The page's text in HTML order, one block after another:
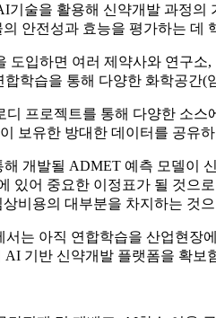
술을 활용해 신약개발 과정
안전성과 효능을 평가하는 데
도입하면 여러 제약사와 연구
합학습을 통해 다양한 화학공간
프로젝트를 통해 다양한 소
보유한 방대한 데이터를 공유
개발될 ADMET 예측 모델이
있어 중요한 이정표가 될 것으
비용의 대부분을 차지하는 것
는 아직 연합학습을 산업현장
AI 기반 신약개발 플랫폼을 확